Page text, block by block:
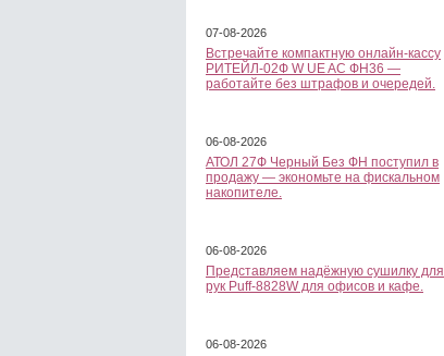
07-08-2026
Встречайте компактную онлайн-кассу
РИТЕЙЛ-02Ф W UE AC ФН36 —
работайте без штрафов и очередей.
06-08-2026
АТОЛ 27Ф Черный Без ФН поступил в
продажу — экономьте на фискальном
накопителе.
06-08-2026
Представляем надёжную сушилку для
рук Puff-8828W для офисов и кафе.
06-08-2026